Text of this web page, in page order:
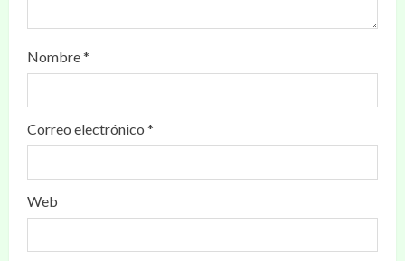
Nombre*
Correo electrónico *
Web